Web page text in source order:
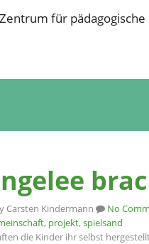
Carsten Kindermann No
, projekt, spielsand
die Kinder ihr selbst